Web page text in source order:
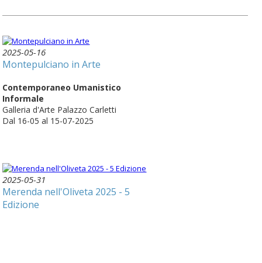
2025-05-16
Montepulciano in Arte
Contemporaneo Umanistico
Informale
Galleria d'Arte Palazzo Carletti
Dal 16-05 al 15-07-2025
2025-05-31
Merenda nell'Oliveta 2025 - 5
Edizione